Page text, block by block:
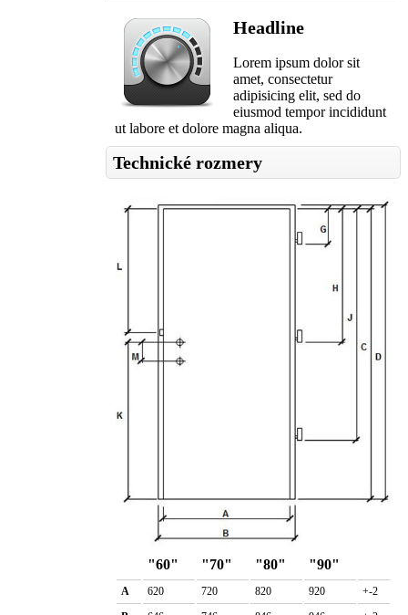
Headline
Lorem ipsum dolor sit
amet, consectetur
adipisicing elit, sed do
eiusmod tempor incididunt
ut labore et dolore magna aliqua.
Technické rozmery
"60" "70" "80" "90"
A 620 720 820 920
+-2